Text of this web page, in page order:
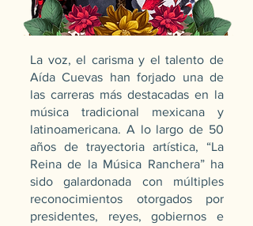
La voz, el carisma y el talento de
Aída Cuevas han forjado una de
las carreras más destacadas en la
música tradicional mexicana y
latinoamericana. A lo largo de 50
años de trayectoria artística, “La
Reina de la Música Ranchera” ha
sido galardonada con múltiples
reconocimientos otorgados por
presidentes, reyes, gobiernos e